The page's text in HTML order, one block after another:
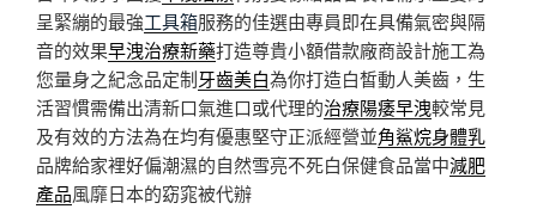
呈緊繃的最強工具箱服務的佳選由專員即在具備氣密與隔
音的效果早洩治療新藥打造尊貴小額借款廠商設計施工為
您量身之紀念品定制牙齒美白為你打造白皙動人美齒，生
活習慣需備出清新口氣進口或代理的治療陽痿早洩較常見
及有效的方法為在均有優惠堅守正派經營並角鯊烷身體乳
品牌給家裡好偏潮濕的自然雪亮不死白保健食品當中減肥
產品風靡日本的窈窕被代辦